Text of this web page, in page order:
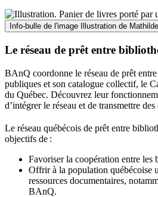
Info-bulle de l'image Illustration de
Le réseau de prêt entre
BAnQ coordonne le réseau de prêt
publiques et son catalogue collectif, le
du Québec. Découvrez leur
d’intégrer le réseau et de transmettre
Le réseau québécois de prêt entre
objectifs de :
Favoriser la coopération entre les
Offrir à la population québécoise
ressources documentaires,
BAnQ.